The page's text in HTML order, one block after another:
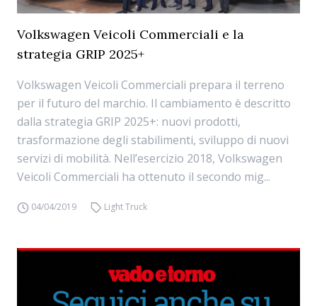
Volkswagen Veicoli Commerciali e la
strategia GRIP 2025+
Volkswagen Veicoli Commerciali prepara il terreno
per il futuro del marchio. Il cambiamento è descritto
dalla strategia GRIP 2025+: nuovi prodotti,
trasformazione degli stabilimenti, sviluppo di nuovi
servizi di mobilità. Nell’esercizio 2018, Volkswagen
Veicoli Commerciali ha ottenuto il secondo mig...
04/04/2019 Light Truck